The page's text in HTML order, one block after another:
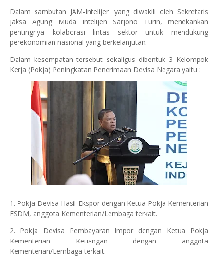
Dalam sambutan JAM-Intelijen yang diwakili oleh Sekretaris
Jaksa Agung Muda Intelijen Sarjono Turin, menekankan
pentingnya kolaborasi lintas sektor untuk mendukung
perekonomian nasional yang berkelanjutan.
Dalam kesempatan tersebut sekaligus dibentuk 3 Kelompok
Kerja (Pokja) Peningkatan Penerimaan Devisa Negara yaitu :
1. Pokja Devisa Hasil Ekspor dengan Ketua Pokja Kementerian
ESDM, anggota Kementerian/Lembaga terkait.
2. Pokja Devisa Pembayaran Impor dengan Ketua Pokja
Kementerian Keuangan dengan anggota
Kementerian/Lembaga terkait.